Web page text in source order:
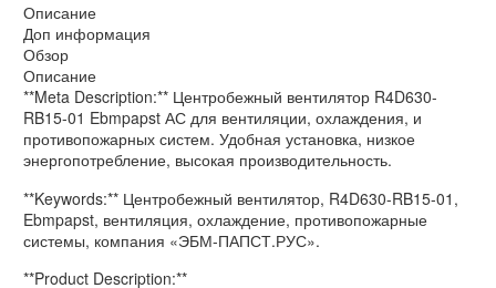
Описание
Доп информация
Обзор
Описание
**Meta Description:** Центробежный вентилятор R4D630-
RB15-01 Ebmpapst АС для вентиляции, охлаждения, и
противопожарных систем. Удобная установка, низкое
энергопотребление, высокая производительность.
**Keywords:** Центробежный вентилятор, R4D630-RB15-01,
Ebmpapst, вентиляция, охлаждение, противопожарные
системы, компания «ЭБМ-ПАПСТ.РУС».
**Product Description:**